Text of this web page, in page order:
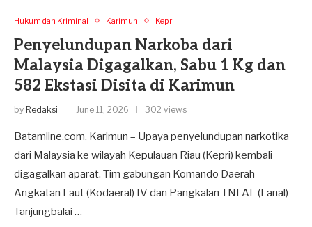
Hukum dan Kriminal Karimun Kepri
Penyelundupan Narkoba dari
Malaysia Digagalkan, Sabu 1 Kg dan
582 Ekstasi Disita di Karimun
by Redaksi June 11, 2026 302 views
Batamline.com, Karimun – Upaya penyelundupan narkotika
dari Malaysia ke wilayah Kepulauan Riau (Kepri) kembali
digagalkan aparat. Tim gabungan Komando Daerah
Angkatan Laut (Kodaeral) IV dan Pangkalan TNI AL (Lanal)
Tanjungbalai …